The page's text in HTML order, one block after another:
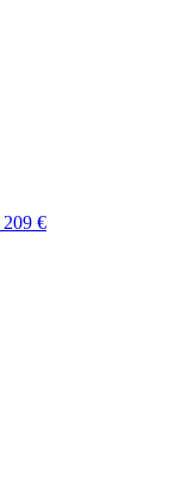
209 €